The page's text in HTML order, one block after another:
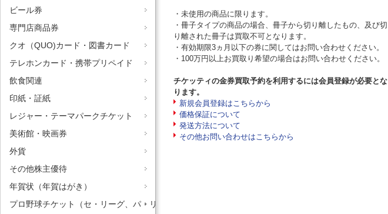
ビール券
専門店商品券
クオ（QUO)カード・図書カード
テレホンカード・携帯プリペイド
飲食関連
印紙・証紙
レジャー・テーマパークチケット
美術館・映画券
外貨
その他株主優待
年賀状（年賀はがき）
プロ野球チケット（セ・リーグ、パ・リーグ）
・未使用の商品に限ります。
・冊子タイプの商品の場合、冊子から切り離したもの、及び切
り離された冊子は買取不可となります。
・有効期限3ヵ月以下の券に関してはお問い合わせください。
・100万円以上お買取り希望の場合はお問い合わせください。
チケッティの金券買取予約を利用するには会員登録が必要とな
ります。
新規会員登録はこちらから
価格保証について
発送方法について
その他お問い合わせはこちらから